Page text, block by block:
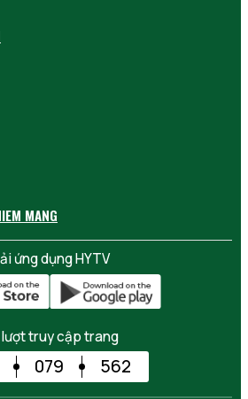
ứng dụng HYTV
truy cập trang
079 562